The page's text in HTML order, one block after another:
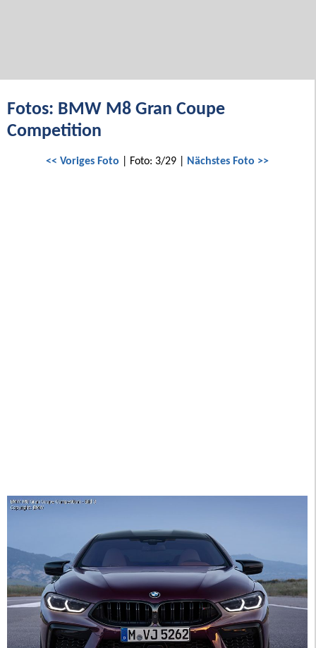
Fotos: BMW M8 Gran Coupe
Competition
<< Voriges Foto | Foto: 3/29 | Nächstes Foto >>